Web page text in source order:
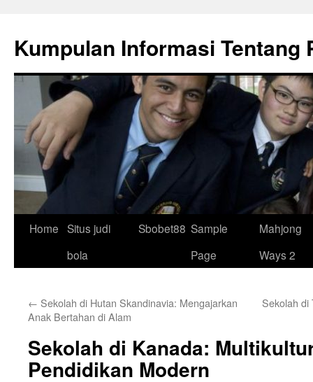
content
Kumpulan Informasi Tentang
Home Situs judi
bola
Sbobet88 Sample
Page
Mahjong
Ways 2
← Sekolah di Hutan Skandinavia: Mengajarkan
Anak Bertahan di Alam
Sekolah di
Sekolah di Kanada:
Pendidikan Modern